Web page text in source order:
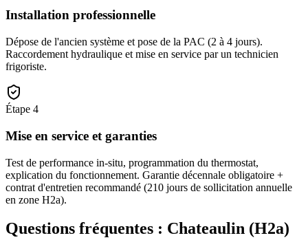
Installation professionnelle
Dépose de l'ancien système et pose de la PAC (2 à 4 jours).
Raccordement hydraulique et mise en service par un technicien
frigoriste.
Étape 4
Mise en service et garanties
Test de performance in-situ, programmation du thermostat,
explication du fonctionnement. Garantie décennale obligatoire +
contrat d'entretien recommandé (210 jours de sollicitation annuelle
en zone H2a).
Questions fréquentes : Chateaulin (H2a)